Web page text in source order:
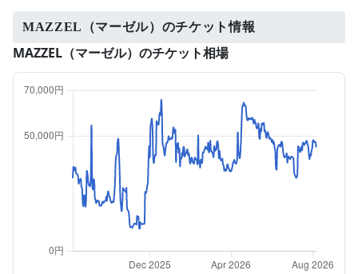
MAZZEL（マーゼル）のチケット情報
MAZZEL（マーゼル）のチケット相場